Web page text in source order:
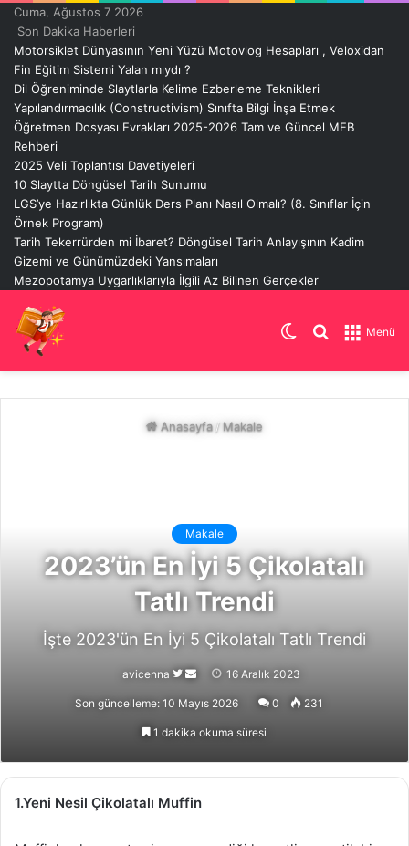
Cuma, Ağustos 7 2026
Son Dakika Haberleri
Motorsiklet Dünyasının Yeni Yüzü Motovlog Hesapları , Veloxidan
Fin Eğitim Sistemi Yalan mıydı ?
Dil Öğreniminde Slaytlarla Kelime Ezberleme Teknikleri
Yapılandırmacılık (Constructivism) Sınıfta Bilgi İnşa Etmek
Öğretmen Dosyası Evrakları 2025-2026 Tam ve Güncel MEB
Rehberi
2025 Veli Toplantısı Davetiyeleri
10 Slaytta Döngüsel Tarih Sunumu
LGS’ye Hazırlıkta Günlük Ders Planı Nasıl Olmalı? (8. Sınıflar İçin
Örnek Program)
Tarih Tekerrürden mi İbaret? Döngüsel Tarih Anlayışının Kadim
Gizemi ve Günümüzdeki Yansımaları
Mezopotamya Uygarlıklarıyla İlgili Az Bilinen Gerçekler
Menü
Arama
Dış
Anasayfa/Makale
Makale
2023’ün En İyi 5 Çikolatalı
Tatlı Trendi
İşte 2023'ün En İyi 5 Çikolatalı Tatlı Trendi
avicenna
Follow
Bir
göndermek
16 Aralık 2023
Son güncelleme: 10 Mayıs 2026 0 231
1 dakika okuma süresi
1.Yeni Nesil Çikolatalı Muffin